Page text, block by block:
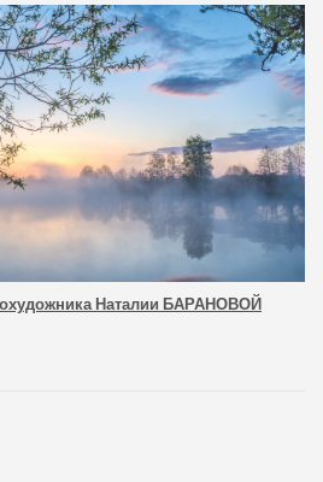
Наталии БАРАНОВОЙ